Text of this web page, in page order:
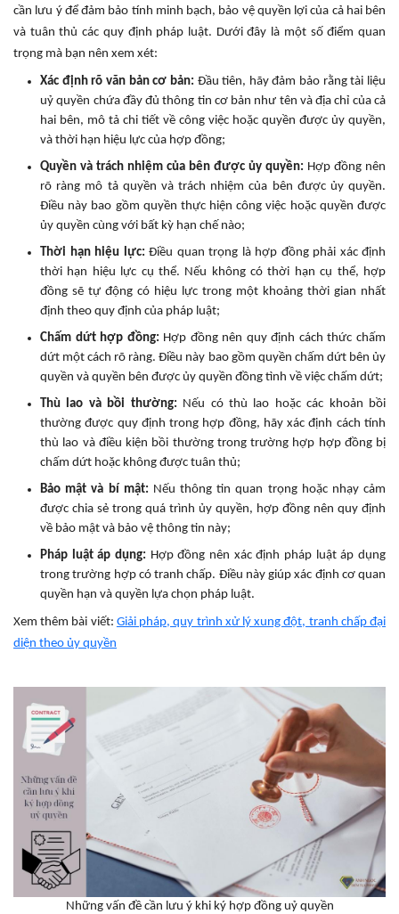
cần lưu ý để đảm bảo tính minh bạch, bảo vệ quyền lợi của cả hai bên
và tuân thủ các quy định pháp luật. Dưới đây là một số điểm quan
trọng mà bạn nên xem xét:
Xác định rõ văn bản cơ bản: Đầu tiên, hãy đảm bảo rằng tài liệu
uỷ quyền chứa đầy đủ thông tin cơ bản như tên và địa chỉ của cả
hai bên, mô tả chi tiết về công việc hoặc quyền được ủy quyền,
và thời hạn hiệu lực của hợp đồng;
Quyền và trách nhiệm của bên được ủy quyền: Hợp đồng nên
rõ ràng mô tả quyền và trách nhiệm của bên được ủy quyền.
Điều này bao gồm quyền thực hiện công việc hoặc quyền được
ủy quyền cùng với bất kỳ hạn chế nào;
Thời hạn hiệu lực: Điều quan trọng là hợp đồng phải xác định
thời hạn hiệu lực cụ thể. Nếu không có thời hạn cụ thể, hợp
đồng sẽ tự động có hiệu lực trong một khoảng thời gian nhất
định theo quy định của pháp luật;
Chấm dứt hợp đồng: Hợp đồng nên quy định cách thức chấm
dứt một cách rõ ràng. Điều này bao gồm quyền chấm dứt bên ủy
quyền và quyền bên được ủy quyền đồng tình về việc chấm dứt;
Thù lao và bồi thường: Nếu có thù lao hoặc các khoản bồi
thường được quy định trong hợp đồng, hãy xác định cách tính
thù lao và điều kiện bồi thường trong trường hợp hợp đồng bị
chấm dứt hoặc không được tuân thủ;
Bảo mật và bí mật: Nếu thông tin quan trọng hoặc nhạy cảm
được chia sẻ trong quá trình ủy quyền, hợp đồng nên quy định
về bảo mật và bảo vệ thông tin này;
Pháp luật áp dụng: Hợp đồng nên xác định pháp luật áp dụng
trong trường hợp có tranh chấp. Điều này giúp xác định cơ quan
quyền hạn và quyền lựa chọn pháp luật.
Xem thêm bài viết: Giải pháp, quy trình xử lý xung đột, tranh chấp đại
diện theo ủy quyền
Những vấn đề cần lưu ý khi ký hợp đồng uỷ quyền